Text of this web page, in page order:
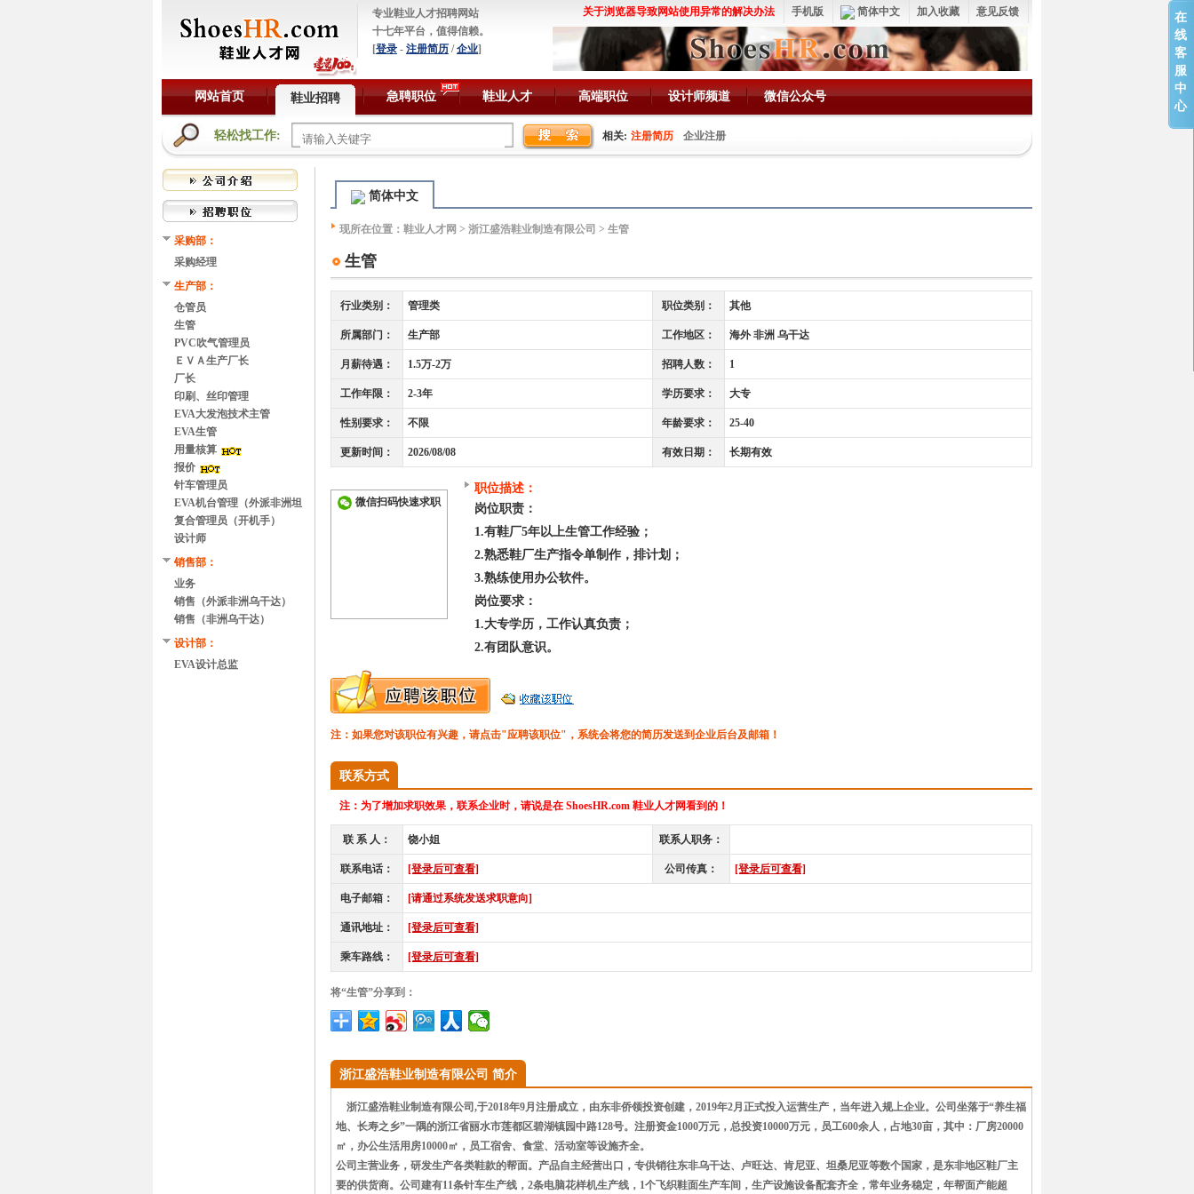
专业鞋业人才招聘网站
十七年平台，值得信赖。
[登录 - 注册简历 /企业]
意见反馈
加入收藏
简体中文
手机版
关于浏览器导致网站使用异常的解决办法
网站首页 鞋业招聘 急聘职位 鞋业人才 高端职位 设计师频道 微信公众号
轻松找工作: 相关: 注册简历 企业注册
简体中文
现所在位置： 鞋业人才网 > 浙江盛浩鞋业制造有限公司 > 生管
生管
行业类别： 管理类 职位类别： 其他
所属部门： 生产部 工作地区： 海外 非洲 乌干达
月薪待遇： 1.5万-2万 招聘人数： 1
工作年限： 2-3年 学历要求： 大专
性别要求： 不限 年龄要求： 25-40
更新时间： 2026/08/08 有效日期： 长期有效
微信扫码快速求职
职位描述：
岗位职责：
1.有鞋厂5年以上生管工作经验；
2.熟悉鞋厂生产指令单制作，排计划；
3.熟练使用办公软件。
岗位要求：
1.大专学历，工作认真负责；
2.有团队意识。
注：如果您对该职位有兴趣，请点击"应聘该职位"，系统会将您的简历发送到企业后台及邮箱！
联系方式
注： 为了增加求职效果，联系企业时，请说是在 ShoesHR.com 鞋业人才网看到的！
联 系 人： 饶小姐 联系人职务：
联系电话： [登录后可查看] 公司传真： [登录后可查看]
电子邮箱： [请通过系统发送求职意向]
通讯地址： [登录后可查看]
乘车路线： [登录后可查看]
将“生管”分享到：
浙江盛浩鞋业制造有限公司 简介
浙江盛浩鞋业制造有限公司,于2018年9月注册成立，由东非侨领投资创建，2019年2月正式投入运营生产，当年进入规上企业。公司坐落于“养生福
地、长寿之乡”一隅的浙江省丽水市莲都区碧湖镇园中路128号。注册资金1000万元，总投资10000万元，员工600余人，占地30亩，其中：厂房20000
㎡，办公生活用房10000㎡，员工宿舍、食堂、活动室等设施齐全。
公司主营业务，研发生产各类鞋款的帮面。产品自主经营出口，专供销往东非乌干达、卢旺达、肯尼亚、坦桑尼亚等数个国家，是东非地区鞋厂主
要的供货商。公司建有11条针车生产线，2条电脑花样机生产线，1个飞织鞋面生产车间，生产设施设备配套齐全，常年业务稳定，年帮面产能超
采购部：
采购经理
生产部：
仓管员
生管
PVC吹气管理员
ＥＶＡ生产厂长
厂长
印刷、丝印管理
EVA大发泡技术主管
EVA生管
用量核算
报价
针车管理员
EVA机台管理（外派非洲坦
桑尼亚）
复合管理员（开机手）
设计师
销售部：
业务
销售（外派非洲乌干达）
销售（非洲乌干达）
设计部：
EVA设计总监
在
线
客
服
中
心